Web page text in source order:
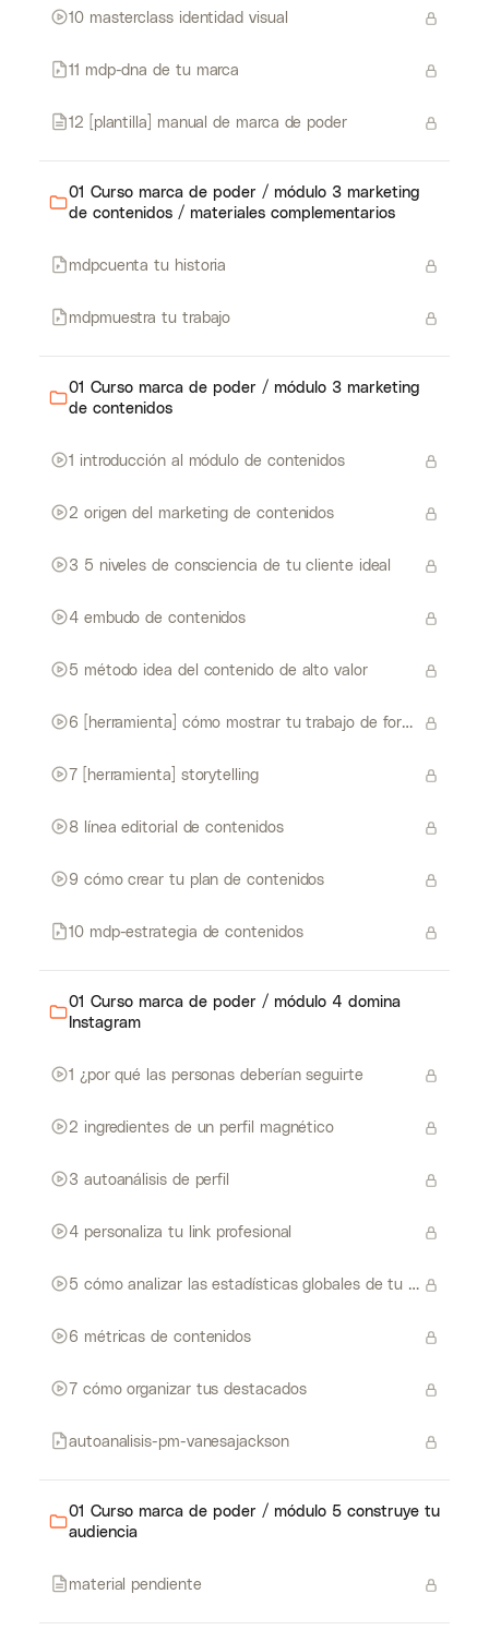
10 masterclass identidad visual
11 mdp-dna de tu marca
12 [plantilla] manual de marca de poder
01 Curso marca de poder / módulo 3 marketing
de contenidos / materiales complementarios
mdpcuenta tu historia
mdpmuestra tu trabajo
01 Curso marca de poder / módulo 3 marketing
de contenidos
1 introducción al módulo de contenidos
2 origen del marketing de contenidos
3 5 niveles de consciencia de tu cliente ideal
4 embudo de contenidos
5 método idea del contenido de alto valor
6 [herramienta] cómo mostrar tu trabajo de forma atractiva
7 [herramienta] storytelling
8 línea editorial de contenidos
9 cómo crear tu plan de contenidos
10 mdp-estrategia de contenidos
01 Curso marca de poder / módulo 4 domina
Instagram
1 ¿por qué las personas deberían seguirte
2 ingredientes de un perfil magnético
3 autoanálisis de perfil
4 personaliza tu link profesional
5 cómo analizar las estadísticas globales de tu perfil
6 métricas de contenidos
7 cómo organizar tus destacados
autoanalisis-pm-vanesajackson
01 Curso marca de poder / módulo 5 construye tu
audiencia
material pendiente